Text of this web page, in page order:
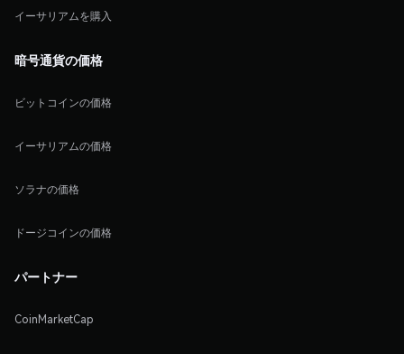
イーサリアムを購入
暗号通貨の価格
ビットコインの価格
イーサリアムの価格
ソラナの価格
ドージコインの価格
パートナー
CoinMarketCap